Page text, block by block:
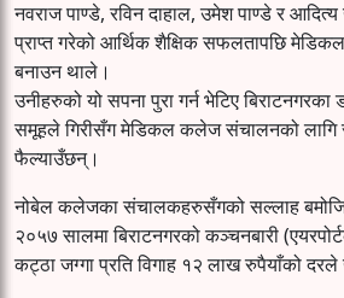
नवराज पाण्डे, रविन दाहाल, उमेश पाण्डे र आदित्य
प्राप्त गरेको आर्थिक शैक्षिक सफलतापछि
बनाउन थाले।
उनीहरुको यो सपना पुरा गर्न भेटिए बिराटनगरका
समूहले गिरीसँग मेडिकल कलेज संचालनको लागि
फैल्याउँछन्।
नोबेल कलेजका संचालकहरुसँगको सल्लाह बमोजिम
२०५७ सालमा बिराटनगरको कञ्चनबारी
कट्ठा जग्गा प्रति विगाह १२ लाख रुपैयाँको दरले